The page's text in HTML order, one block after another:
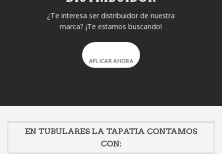
¿Te interesa ser distribuidor de nuestra
marca? ¡Te estamos buscando!
APLICAR AHORA
EN TUBULARES LA TAPATIA CONTAMOS
CON: